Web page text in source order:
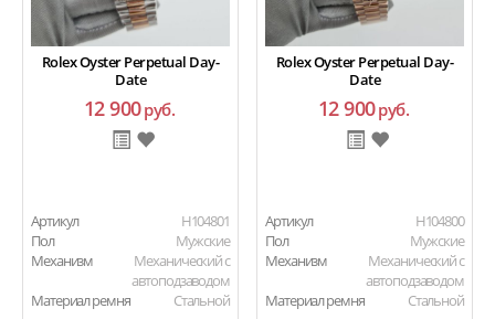
Rolex Oyster Perpetual Day-
Date
12 900руб.
Артикул
H104801
Пол
Мужские
Механизм
Механический с
автоподзаводом
Материал ремня
Стальной
Rolex Oyster Perpetual Day-
Date
12 900руб.
Артикул
H104800
Пол
Мужские
Механизм
Механический с
автоподзаводом
Материал ремня
Стальной